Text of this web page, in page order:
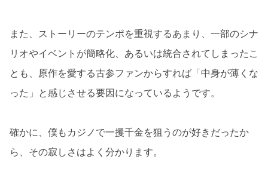
また、ストーリーのテンポを重視するあまり、一部のシナ
リオやイベントが簡略化、あるいは統合されてしまったこ
とも、原作を愛する古参ファンからすれば「中身が薄くな
った」と感じさせる要因になっているようです。
確かに、僕もカジノで一攫千金を狙うのが好きだったか
ら、その寂しさはよく分かります。